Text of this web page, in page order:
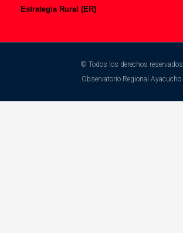
Estrategia Rural (ER)
© Todos los derechos reservados
Observatorio Regional Ayacucho